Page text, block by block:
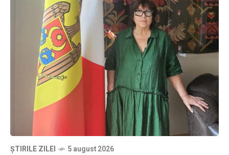
ȘTIRILE ZILEI 5 august 2026